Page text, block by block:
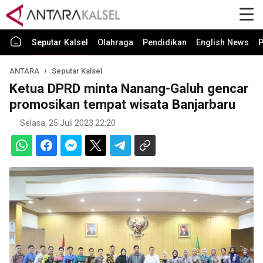
Seputar Kalsel Olahraga Pendidikan English News
ANTARA Seputar Kalsel
Ketua DPRD minta Nanang-Galuh gencar
promosikan tempat wisata Banjarbaru
Selasa, 25 Juli 2023 22:20